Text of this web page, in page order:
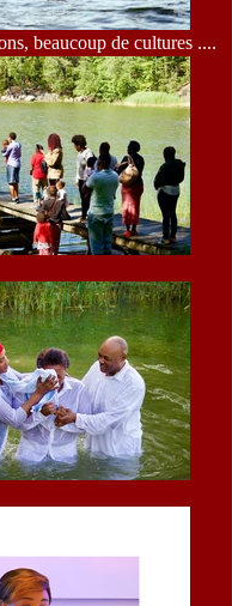
beaucoup de cultures ....